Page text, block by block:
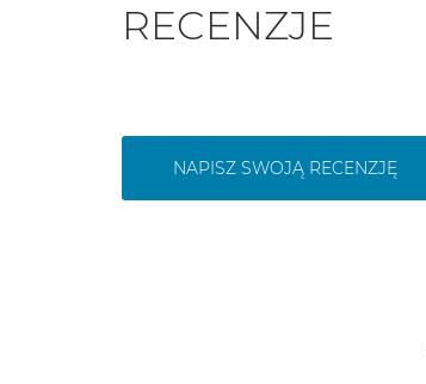
RECENZJE
NAPISZ SWOJĄ RECENZJĘ